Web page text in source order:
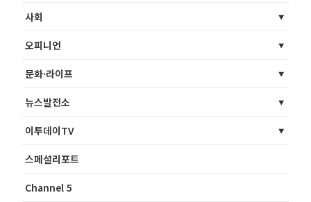
사회
오피니언
문화·라이프
뉴스발전소
이투데이TV
스페셜리포트
Channel 5